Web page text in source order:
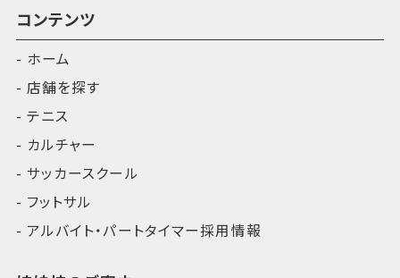
コンテンツ
ホーム
店舗を探す
テニス
カルチャー
サッカースクール
フットサル
アルバイト・パートタイマー採用情報